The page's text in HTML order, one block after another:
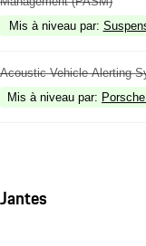
Mis à niveau par:
Acoustic Vehicle Alerting
Mis à niveau par:
Jantes